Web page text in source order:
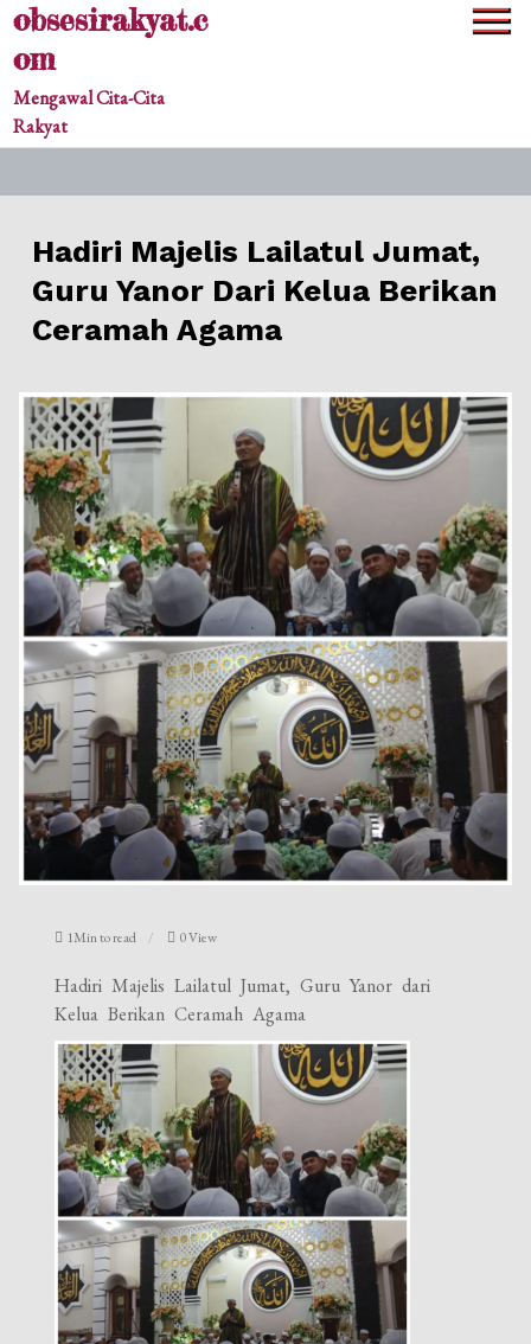
Skipobsesirakyat.c
om
Mengawal Cita-Cita
Rakyat
Hadiri Majelis Lailatul Jumat,
Guru Yanor Dari Kelua Berikan
Ceramah Agama
1Min to read 0 View
Hadiri Majelis Lailatul Jumat, Guru Yanor dari
Kelua Berikan Ceramah Agama